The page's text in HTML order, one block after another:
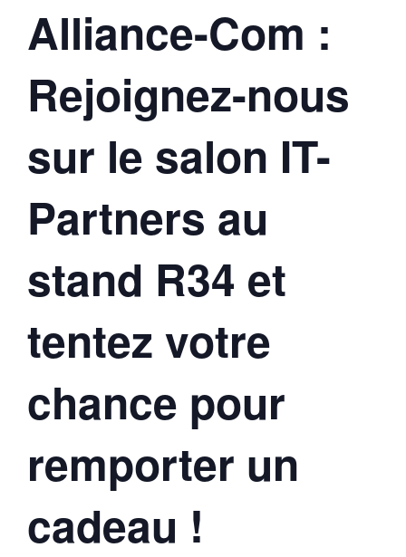
Alliance-Com :
Rejoignez-nous
sur le salon IT-
Partners au
stand R34 et
tentez votre
chance pour
remporter un
cadeau !